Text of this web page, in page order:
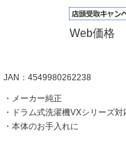
Web価格
JAN：4549980262238
・メーカー純正
・ドラム式洗濯機VXシリーズ対
・本体のお手入れに